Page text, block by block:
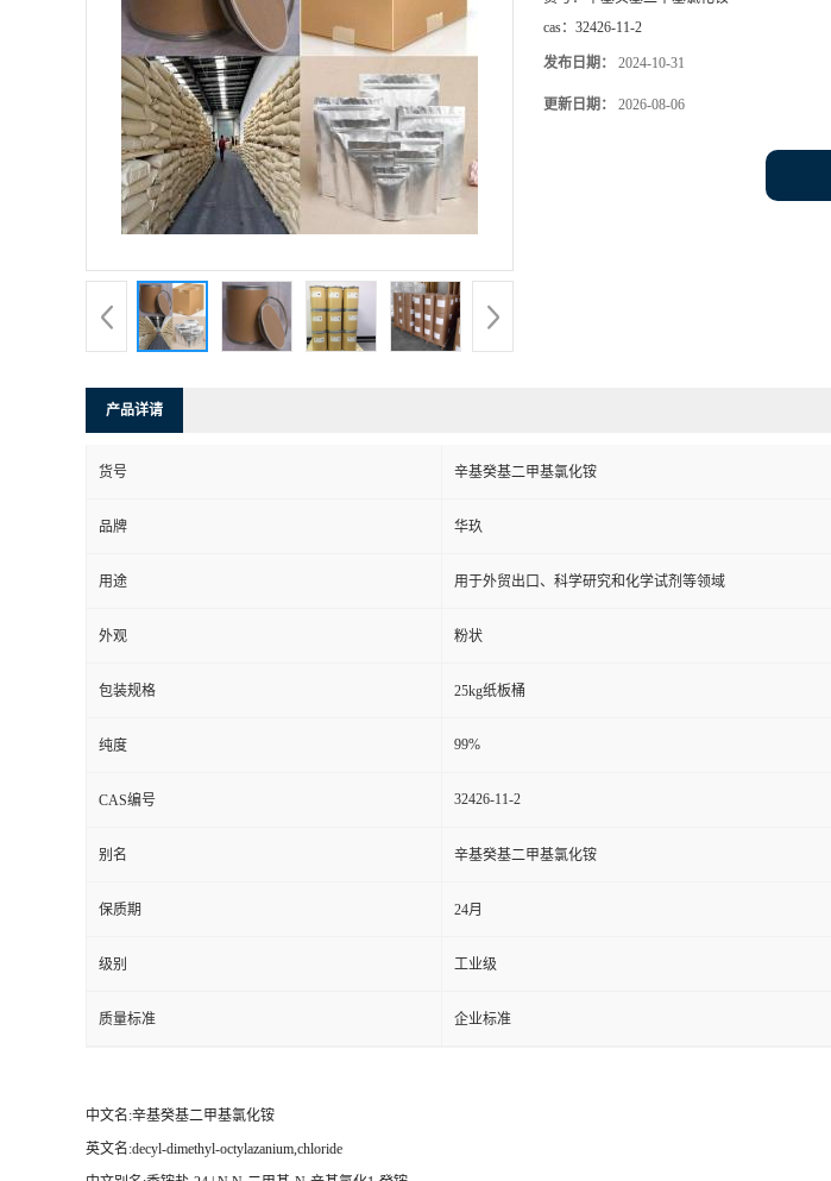
cas： 32426-11-2
发布日期： 2024-10-31
更新日期： 2026-08-06
产品详请
货号 辛基癸基二甲基氯化铵
品牌 华玖
用途 用于外贸出口、科学研究和化学试剂等领域
外观 粉状
包装规格 25kg纸板桶
纯度 99%
CAS编号 32426-11-2
别名 辛基癸基二甲基氯化铵
保质期 24月
级别 工业级
质量标准 企业标准
中文名:辛基癸基二甲基氯化铵
英文名:decyl-dimethyl-octylazanium,chloride